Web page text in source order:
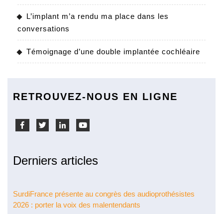
L’implant m’a rendu ma place dans les
conversations
Témoignage d’une double implantée cochléaire
RETROUVEZ-NOUS EN LIGNE
Derniers articles
SurdiFrance présente au congrès des audioprothésistes
2026 : porter la voix des malentendants